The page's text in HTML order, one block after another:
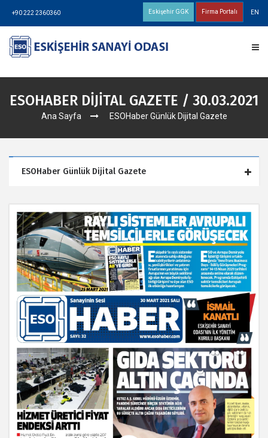
+90 222 2360360 Eskişehir GGK Firma Portalı EN
ESOHABER DİJİTAL GAZETE / 30.03.2021
Ana Sayfa ESOHaber Günlük Dijital Gazete
ESOHaber Günlük Dijital Gazete